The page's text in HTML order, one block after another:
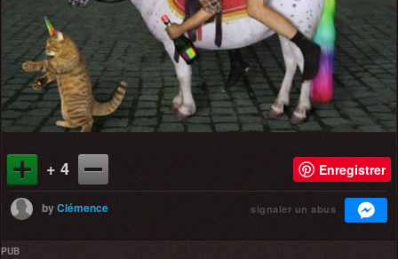
+ 4 Enregistrer
byClémence signaler un abus
PUB